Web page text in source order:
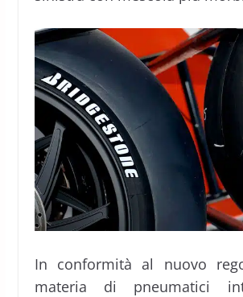
In conformità al nuovo
materia di pneumatici